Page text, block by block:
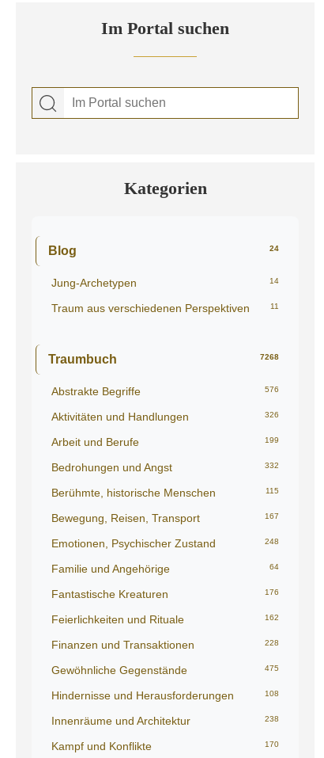
Im Portal suchen
Kategorien
Blog 24
Jung-Archetypen 14
Traum aus verschiedenen Perspektiven 11
Traumbuch 7268
Abstrakte Begriffe 576
Aktivitäten und Handlungen 326
Arbeit und Berufe 199
Bedrohungen und Angst 332
Berühmte, historische Menschen 115
Bewegung, Reisen, Transport 167
Emotionen, Psychischer Zustand 248
Familie und Angehörige 64
Fantastische Kreaturen 176
Feierlichkeiten und Rituale 162
Finanzen und Transaktionen 228
Gewöhnliche Gegenstände 475
Hindernisse und Herausforderungen 108
Innenräume und Architektur 238
Kampf und Konflikte 170